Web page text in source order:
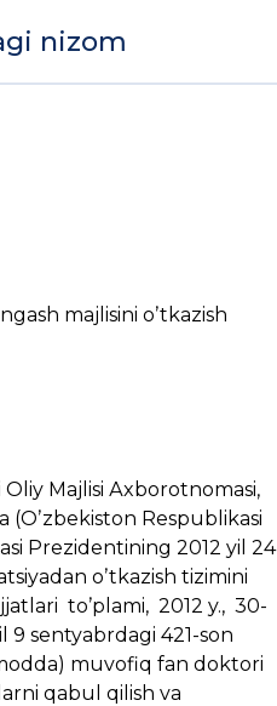
nizom
majlisini oʼtkazish
Oliy Majlisi Аxborotnomasi,
(Oʼzbekiston Respublikasi
Prezidentining 2012 yil 24
oʼtkazish tizimini
toʼplami, 2012 y., 30-
9 sentyabrdagi 421-son
muvofiq fan doktori
qabul qilish va